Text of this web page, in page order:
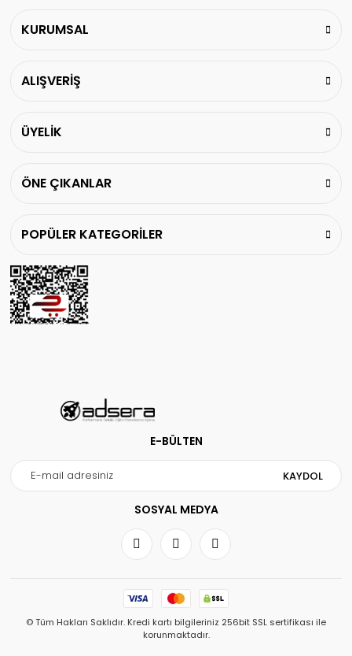
Görüş ve önerileriniz için teşekkür ederiz.
Ürün açıklamasında eksik bilgiler bulunuyor.
KURUMSAL
ALIŞVERİŞ
ÜYELİK
ÖNE ÇIKANLAR
POPÜLER KATEGORİLER
E-BÜLTEN
KAYDOL
SOSYAL MEDYA
© Tüm Hakları Saklıdır. Kredi kartı bilgileriniz 256bit SSL sertifikası ile
korunmaktadır.